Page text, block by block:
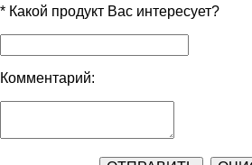
* Какой продукт Вас интересует?
Комментарий: